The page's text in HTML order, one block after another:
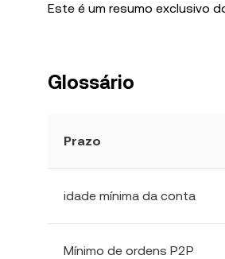
Este é um resumo exclusivo
Glossário
Prazo
idade mínima da conta
Mínimo de ordens P2P